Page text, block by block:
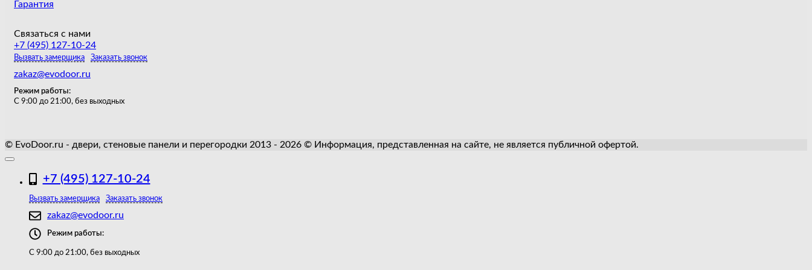
Гарантия
Связаться с нами
+7 (495) 127-10-24
Вызвать замерщика Заказать звонок
zakaz@evodoor.ru
Режим работы:
С 9:00 до 21:00, без выходных
© EvoDoor.ru - двери, стеновые панели и перегородки 2013 - 2026 © Информация, представленная на сайте, не является публичной офертой.
+7 (495) 127-10-24
Вызвать замерщика Заказать звонок
zakaz@evodoor.ru
Режим работы:
С 9:00 до 21:00, без выходных